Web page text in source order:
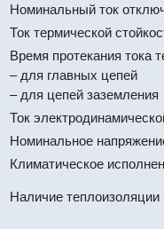
Номинальный ток
Ток термической
Время протекания тока
– для главных цепей
– для цепей заземления
Ток
Номинальное
Климатическое
Наличие